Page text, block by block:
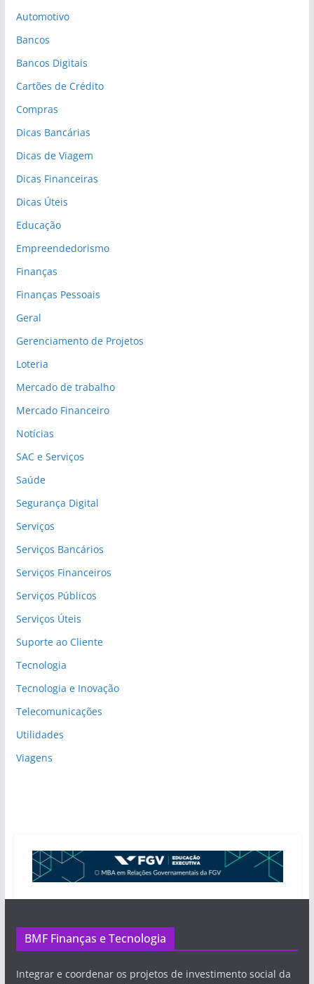
Automotivo
Bancos
Bancos Digitais
Cartões de Crédito
Compras
Dicas Bancárias
Dicas de Viagem
Dicas Financeiras
Dicas Úteis
Educação
Empreendedorismo
Finanças
Finanças Pessoais
Geral
Gerenciamento de Projetos
Loteria
Mercado de trabalho
Mercado Financeiro
Notícias
SAC e Serviços
Saúde
Segurança Digital
Serviços
Serviços Bancários
Serviços Financeiros
Serviços Públicos
Serviços Úteis
Suporte ao Cliente
Tecnologia
Tecnologia e Inovação
Telecomunicações
Utilidades
Viagens
BMF Finanças e Tecnologia
Integrar e coordenar os projetos de investimento social da